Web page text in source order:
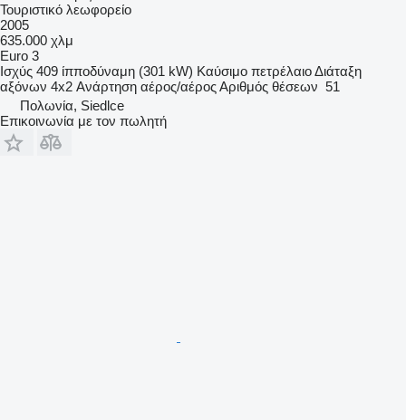
Τουριστικό λεωφορείο
2005
635.000 χλμ
Euro 3
Ισχύς 409 ίπποδύναμη (301 kW) Καύσιμο πετρέλαιοΔιάταξη
αξόνων 4x2 Ανάρτηση αέρος/αέροςΑριθμός θέσεων 51
Πολωνία, Siedlce
Επικοινωνία με τον πωλητή